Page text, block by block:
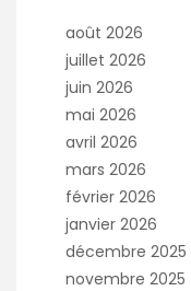
août 2026
juillet 2026
juin 2026
mai 2026
avril 2026
mars 2026
février 2026
janvier 2026
décembre 2025
novembre 2025